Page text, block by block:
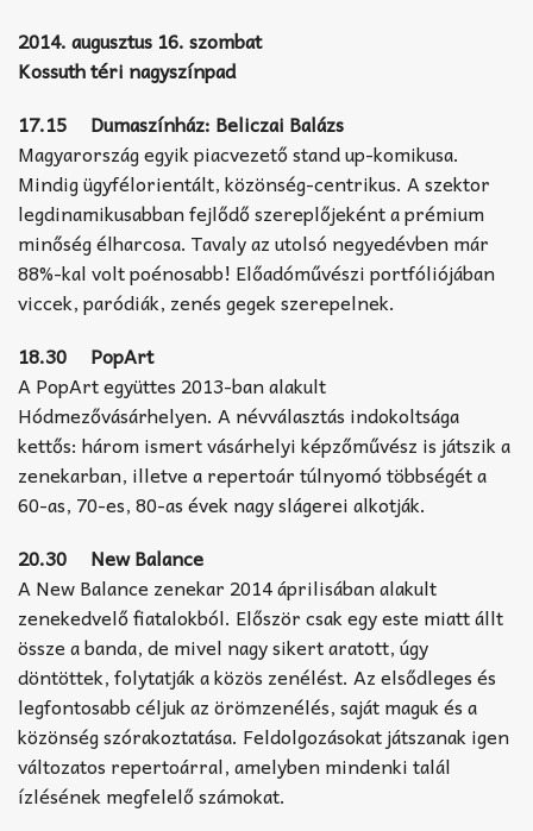
2014. augusztus 16. szombat
Kossuth téri nagyszínpad
17.15 Dumaszínház: Beliczai Balázs
Magyarország egyik piacvezető stand up-komikusa.
Mindig ügyfélorientált, közönség-centrikus. A szektor
legdinamikusabban fejlődő szereplőjeként a prémium
minőség élharcosa. Tavaly az utolsó negyedévben már
88%-kal volt poénosabb! Előadóművészi portfóliójában
viccek, paródiák, zenés gegek szerepelnek.
18.30 PopArt
A PopArt együttes 2013-ban alakult
Hódmezővásárhelyen. A névválasztás indokoltsága
kettős: három ismert vásárhelyi képzőművész is játszik a
zenekarban, illetve a repertoár túlnyomó többségét a
60-as, 70-es, 80-as évek nagy slágerei alkotják.
20.30 New Balance
A New Balance zenekar 2014 áprilisában alakult
zenekedvelő fiatalokból. Először csak egy este miatt állt
össze a banda, de mivel nagy sikert aratott, úgy
döntöttek, folytatják a közös zenélést. Az elsődleges és
legfontosabb céljuk az örömzenélés, saját maguk és a
közönség szórakoztatása. Feldolgozásokat játszanak igen
változatos repertoárral, amelyben mindenki talál
ízlésének megfelelő számokat.